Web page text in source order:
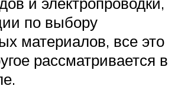
по выбору
материалов, все это
рассматривается в